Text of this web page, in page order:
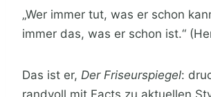
„Wer immer tut, was er schon
immer das, was er schon ist.“
Das ist er, Der Friseurspiegel: